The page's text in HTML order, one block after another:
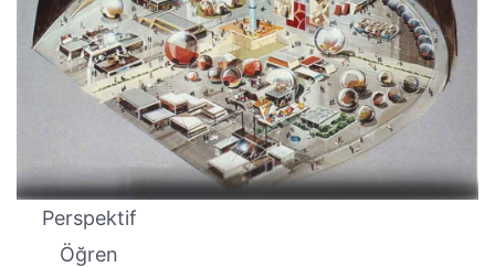
Perspektif
Öğren